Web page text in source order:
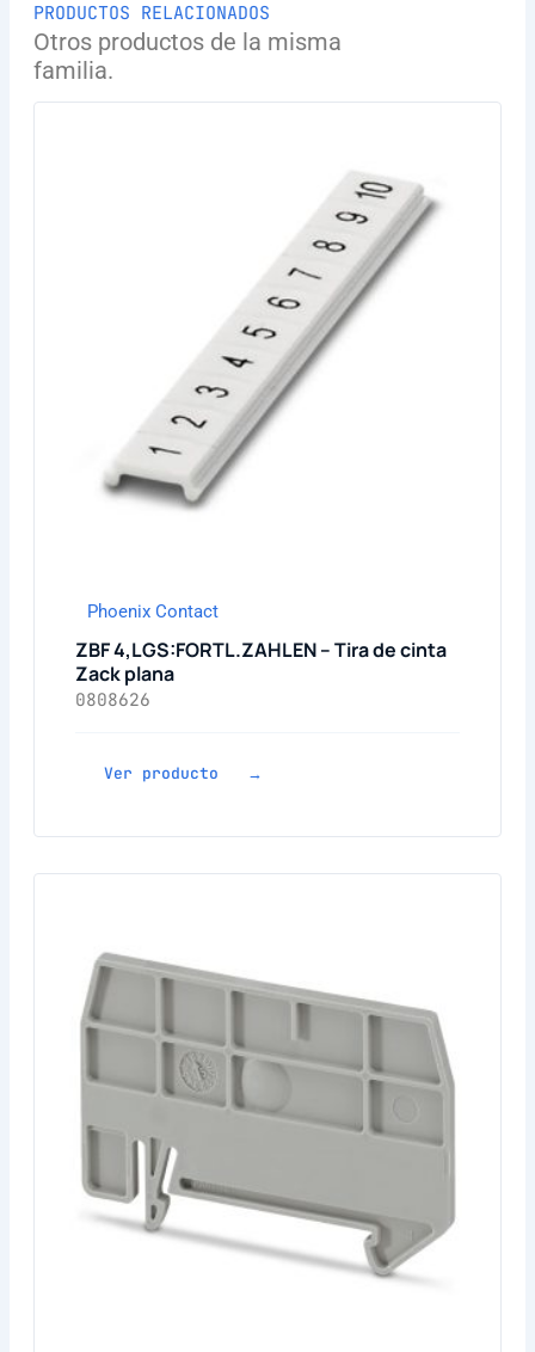
PRODUCTOS RELACIONADOS
Otros productos de la misma
familia.
Phoenix Contact
ZBF 4,LGS:FORTL.ZAHLEN – Tira de cinta
Zack plana
0808626
Ver producto →